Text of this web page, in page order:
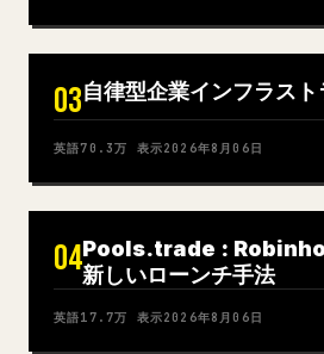
03自律型企業インフラスト
英語70.3万 表示2026年8月06日
04Pools.trade :
新しいローンチ手法
英語17.7万 表示2026年8月06日